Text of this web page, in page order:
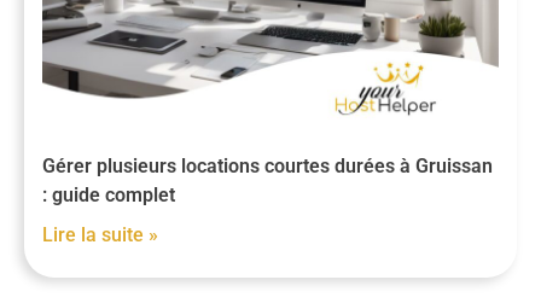
Gérer plusieurs locations courtes durées à Gruissan
: guide complet
Lire la suite »